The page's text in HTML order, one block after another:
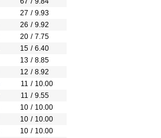
27 / 9.93
26 / 9.92
20 / 7.75
15 / 6.40
13 / 8.85
12 / 8.92
11 / 10.00
11 / 9.55
10 / 10.00
10 / 10.00
10 / 10.00